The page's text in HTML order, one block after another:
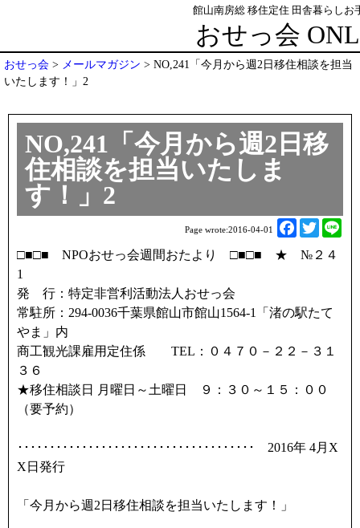
館山南房総 移住定住 田舎暮らしお
おせっ会
おせっ会 > メールマガジン > NO,241「今月から週2日移住相談を担当
いたします！」2
NO,241「今月から週2日移
住相談を担当いたしま
す！」2
Page wrote:2016-04-01
F
b
o
T
w
□■□■ NPOおせっ会週間おたより □■□■ ★ №２４
1
発 行：特定非営利活動法人おせっ会
常駐所：294-0036千葉県館山市館山1564-1「渚の駅たて
やま」内
商工観光課雇用定住係 TEL：０４７０－２２－３１
３６
★移住相談日 月曜日～土曜日 ９：３０～１５：００
（要予約）
･････････････････････････････････････ 2016年 4月X
X日発行
「今月から週2日移住相談を担当いたします！」